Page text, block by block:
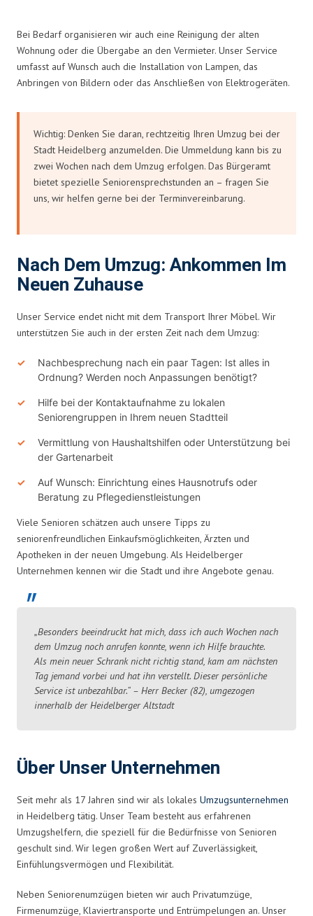
Bei Bedarf organisieren wir auch eine Reinigung der alten
Wohnung oder die Übergabe an den Vermieter. Unser Service
umfasst auf Wunsch auch die Installation von Lampen, das
Anbringen von Bildern oder das Anschließen von Elektrogeräten.
Wichtig: Denken Sie daran, rechtzeitig Ihren Umzug bei der
Stadt Heidelberg anzumelden. Die Ummeldung kann bis zu
zwei Wochen nach dem Umzug erfolgen. Das Bürgeramt
bietet spezielle Seniorensprechstunden an – fragen Sie
uns, wir helfen gerne bei der Terminvereinbarung.
Nach Dem Umzug: Ankommen Im
Neuen Zuhause
Unser Service endet nicht mit dem Transport Ihrer Möbel. Wir
unterstützen Sie auch in der ersten Zeit nach dem Umzug:
Nachbesprechung nach ein paar Tagen: Ist alles in
Ordnung? Werden noch Anpassungen benötigt?
Hilfe bei der Kontaktaufnahme zu lokalen
Seniorengruppen in Ihrem neuen Stadtteil
Vermittlung von Haushaltshilfen oder Unterstützung bei
der Gartenarbeit
Auf Wunsch: Einrichtung eines Hausnotrufs oder
Beratung zu Pflegedienstleistungen
Viele Senioren schätzen auch unsere Tipps zu
seniorenfreundlichen Einkaufsmöglichkeiten, Ärzten und
Apotheken in der neuen Umgebung. Als Heidelberger
Unternehmen kennen wir die Stadt und ihre Angebote genau.
„Besonders beeindruckt hat mich, dass ich auch Wochen nach
dem Umzug noch anrufen konnte, wenn ich Hilfe brauchte.
Als mein neuer Schrank nicht richtig stand, kam am nächsten
Tag jemand vorbei und hat ihn verstellt. Dieser persönliche
Service ist unbezahlbar.“ – Herr Becker (82), umgezogen
innerhalb der Heidelberger Altstadt
Über Unser Unternehmen
Seit mehr als 17 Jahren sind wir als lokales Umzugsunternehmen
in Heidelberg tätig. Unser Team besteht aus erfahrenen
Umzugshelfern, die speziell für die Bedürfnisse von Senioren
geschult sind. Wir legen großen Wert auf Zuverlässigkeit,
Einfühlungsvermögen und Flexibilität.
Neben Seniorenumzügen bieten wir auch Privatumzüge,
Firmenumzüge, Klaviertransporte und Entrümpelungen an. Unser